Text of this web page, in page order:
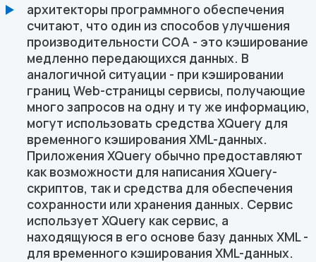
архитекторы программного обеспечения
считают, что один из способов улучшения
производительности СОА - это кэширование
медленно передающихся данных. В
аналогичной ситуации - при кэшировании
границ Web-страницы сервисы, получающие
много запросов на одну и ту же информацию,
могут использовать средства XQuery для
временного кэширования XML-данных.
Приложения XQuery обычно предоставляют
как возможности для написания XQuery-
скриптов, так и средства для обеспечения
сохранности или хранения данных. Сервис
использует XQuery как сервис, а
находящуюся в его основе базу данных XML -
для временного кэширования XML-данных.